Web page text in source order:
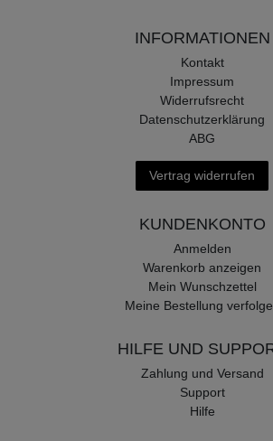
INFORMATIONEN
Kontakt
Impressum
Widerrufsrecht
Datenschutzerklärung
ABG
Vertrag widerrufen
KUNDENKONTO
Anmelden
Warenkorb anzeigen
Mein Wunschzettel
Meine Bestellung
HILFE UND
Zahlung und Versand
Support
Hilfe